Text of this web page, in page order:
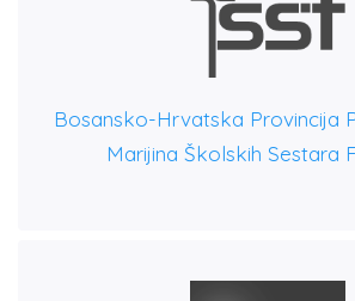
Bosansko-Hrvatska Provincija
Marijina Školskih Sestara